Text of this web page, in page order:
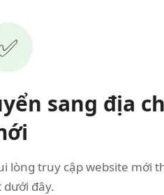
sang địa
lòng truy cập website mới
dưới đây.